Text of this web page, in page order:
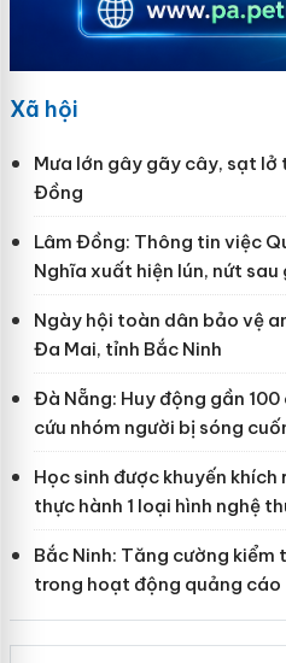
Xã hội
Mưa lớn gây gãy cây, sạt
Đồng
Lâm Đồng: Thông tin việc
Nghĩa xuất hiện lún, nứt
Ngày hội toàn dân bảo vệ
Đa Mai, tỉnh Bắc Ninh
Đà Nẵng: Huy động gần
cứu nhóm người bị sóng
Học sinh được khuyến khích
thực hành 1 loại hình nghệ
Bắc Ninh: Tăng cường kiểm
trong hoạt động quảng cáo